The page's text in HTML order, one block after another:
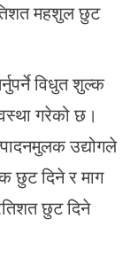
महशुल छुट
विधुत शुल्क
गरेको छ।
उद्योगले
छुट दिने र माग
छुट दिने